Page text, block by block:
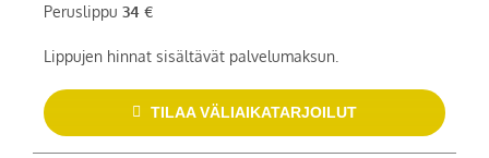
Peruslippu 34 €
Lippujen hinnat sisältävät palvelumaksun.
TILAA VÄLIAIKATARJOILUT